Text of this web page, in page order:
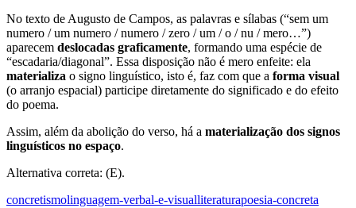
No texto de Augusto de Campos, as palavras e sílabas (“sem um
numero / um numero / numero / zero / um / o / nu / mero…”)
aparecem deslocadas graficamente, formando uma espécie de
“escadaria/diagonal”. Essa disposição não é mero enfeite: ela
materializa o signo linguístico, isto é, faz com que a forma visual
(o arranjo espacial) participe diretamente do significado e do efeito
do poema.
Assim, além da abolição do verso, há a materialização dos signos
linguísticos no espaço.
Alternativa correta: (E).
concretismolinguagem-verbal-e-visualliteraturapoesia-concreta